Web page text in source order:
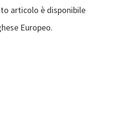
articolo è disponibile
Europeo.